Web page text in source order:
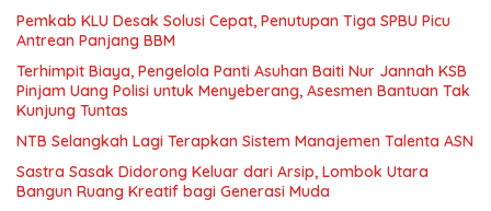
Pemkab KLU Desak Solusi Cepat, Penutupan Tiga SPBU Picu
Antrean Panjang BBM
Terhimpit Biaya, Pengelola Panti Asuhan Baiti Nur Jannah KSB
Pinjam Uang Polisi untuk Menyeberang, Asesmen Bantuan Tak
Kunjung Tuntas
NTB Selangkah Lagi Terapkan Sistem Manajemen Talenta ASN
Sastra Sasak Didorong Keluar dari Arsip, Lombok Utara
Bangun Ruang Kreatif bagi Generasi Muda